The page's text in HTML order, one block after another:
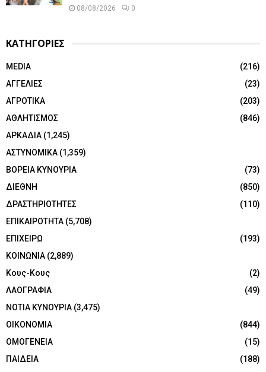
08/08/2026 0
ΚΑΤΗΓΟΡΙΕΣ
MEDIA
(216)
ΑΓΓΕΛΙΕΣ
(23)
ΑΓΡΟΤΙΚΑ
(203)
ΑΘΛΗΤΙΣΜΟΣ
(846)
ΑΡΚΑΔΙΑ (1,245)
ΑΣΤΥΝΟΜΙΚΑ (1,359)
ΒΟΡΕΙΑ ΚΥΝΟΥΡΙΑ
(73)
ΔΙΕΘΝΗ
(850)
ΔΡΑΣΤΗΡΙΟΤΗΤΕΣ
(110)
ΕΠΙΚΑΙΡΟΤΗΤΑ (5,708)
ΕΠΙΧΕΙΡΩ
(193)
ΚΟΙΝΩΝΙΑ (2,889)
Κους-Κους
(2)
ΛΑΟΓΡΑΦΙΑ
(49)
ΝΟΤΙΑ ΚΥΝΟΥΡΙΑ (3,475)
ΟΙΚΟΝΟΜΙΑ
(844)
ΟΜΟΓΕΝΕΙΑ
(15)
ΠΑΙΔΕΙΑ
(188)